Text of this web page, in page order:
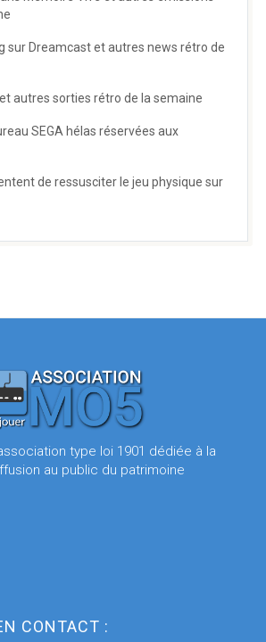
sur Dreamcast et autres news rétro de
autres sorties rétro de la semaine
SEGA hélas réservées aux
de ressusciter le jeu physique sur
type loi 1901 dédiée à la
au public du patrimoine
CONTACT :